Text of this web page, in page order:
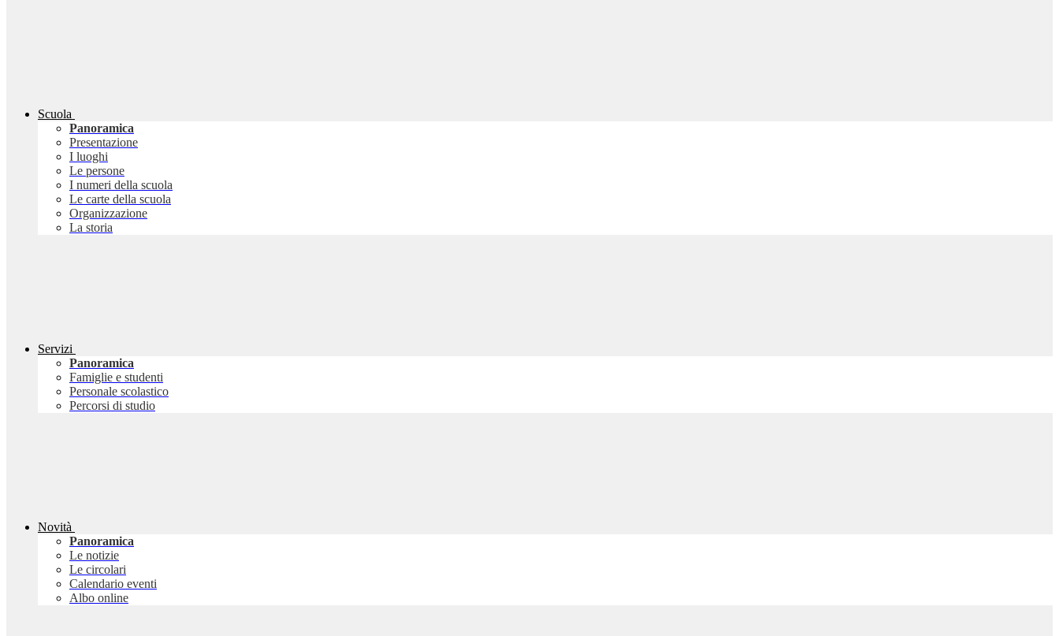
Scuola
Panoramica
Presentazione
I luoghi
Le persone
I numeri della scuola
Le carte della scuola
Organizzazione
La storia
Servizi
Panoramica
Famiglie e studenti
Personale scolastico
Percorsi di studio
Novità
Panoramica
Le notizie
Le circolari
Calendario eventi
Albo online